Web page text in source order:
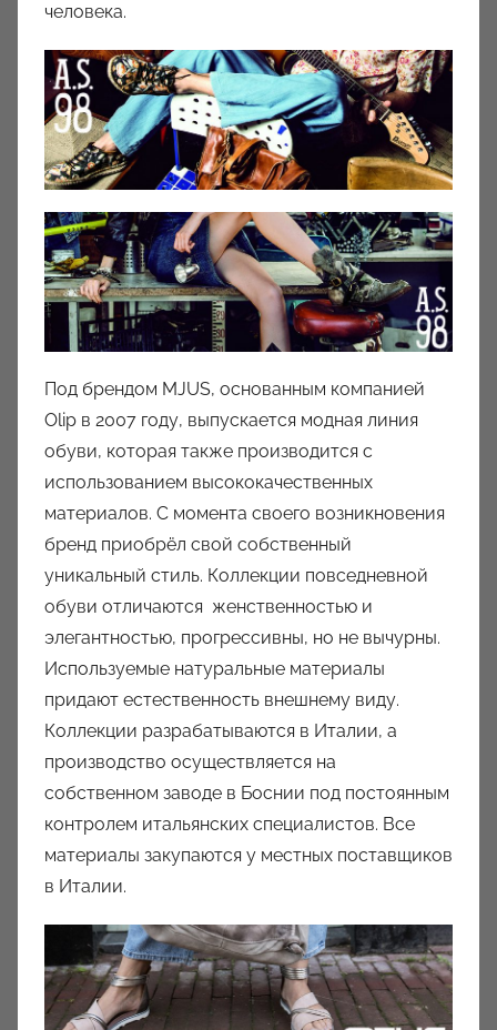
человека.
Под брендом MJUS, основанным компанией
Olip в 2007 году, выпускается модная линия
обуви, которая также производится с
использованием высококачественных
материалов. С момента своего возникновения
бренд приобрёл свой собственный
уникальный стиль. Коллекции повседневной
обуви отличаются женственностью и
элегантностью, прогрессивны, но не вычурны.
Используемые натуральные материалы
придают естественность внешнему виду.
Коллекции разрабатываются в Италии, а
производство осуществляется на
собственном заводе в Боснии под постоянным
контролем итальянских специалистов. Все
материалы закупаются у местных поставщиков
в Италии.